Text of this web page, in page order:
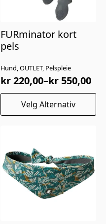
Hund, OUTLET, Pelspleie
FURminator kort
pels
kr220,00–kr 550,00
Prisområde:
kr 220,00
Velg Alternativ
Dette
produktet
Alternativene
kan
velges
produktsiden